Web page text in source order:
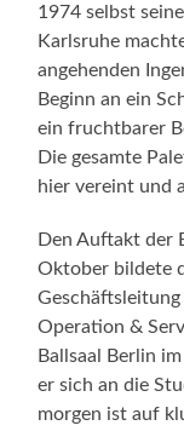
1974 selbst
Karlsruhe
angehenden
Beginn an ein
ein fruchtbarer
Die gesamte
hier vereint und
Den Auftakt der
Oktober bildete
Operation &
Ballsaal Berlin
er sich an die
morgen ist auf